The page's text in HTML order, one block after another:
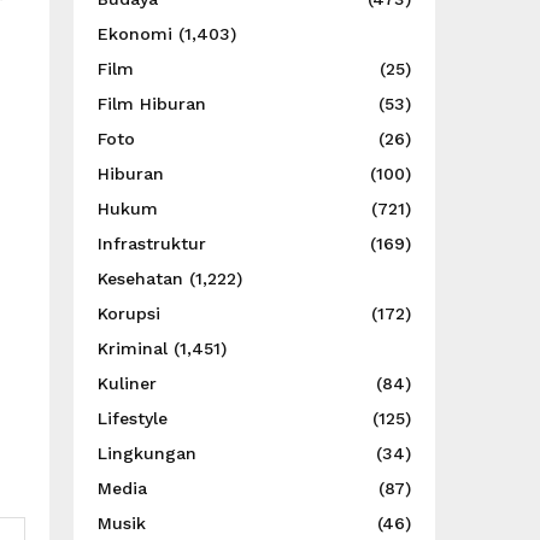
Ekonomi (1,403)
Film
(25)
Film Hiburan
(53)
Foto
(26)
Hiburan
(100)
Hukum
(721)
Infrastruktur
(169)
Kesehatan (1,222)
Korupsi
(172)
Kriminal (1,451)
Kuliner
(84)
Lifestyle
(125)
Lingkungan
(34)
Media
(87)
Musik
(46)